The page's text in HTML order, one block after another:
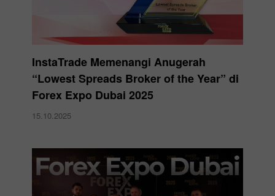
InstaTrade Memenangi Anugerah
“Lowest Spreads Broker of the Year” di
Forex Expo Dubai 2025
15.10.2025